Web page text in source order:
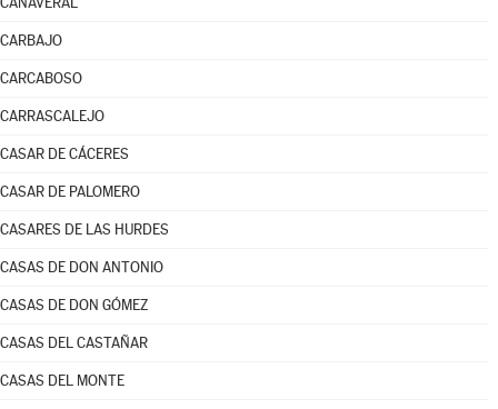
CARBAJO
CARCABOSO
CARRASCALEJO
CASAR DE CÁCERES
CASAR DE PALOMERO
CASARES DE LAS HURDES
CASAS DE DON ANTONIO
CASAS DE DON GÓMEZ
CASAS DEL CASTAÑAR
CASAS DEL MONTE